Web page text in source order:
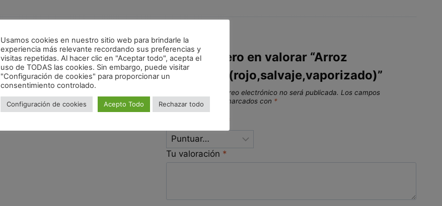
Sé el primero en valorar “Arroz
TRICOLOR(rojo,salvaje,vaporizado)”
Tu dirección de correo electrónico no será publicada. Los campos
obligatorios están marcados con *
*
Tu valoración *
Usamos cookies en nuestro sitio web para brindarle la
experiencia más relevante recordando sus preferencias y
visitas repetidas. Al hacer clic en "Aceptar todo", acepta el
uso de TODAS las cookies. Sin embargo, puede visitar
"Configuración de cookies" para proporcionar un
consentimiento controlado.
Configuración de cookies Acepto Todo Rechazar todo